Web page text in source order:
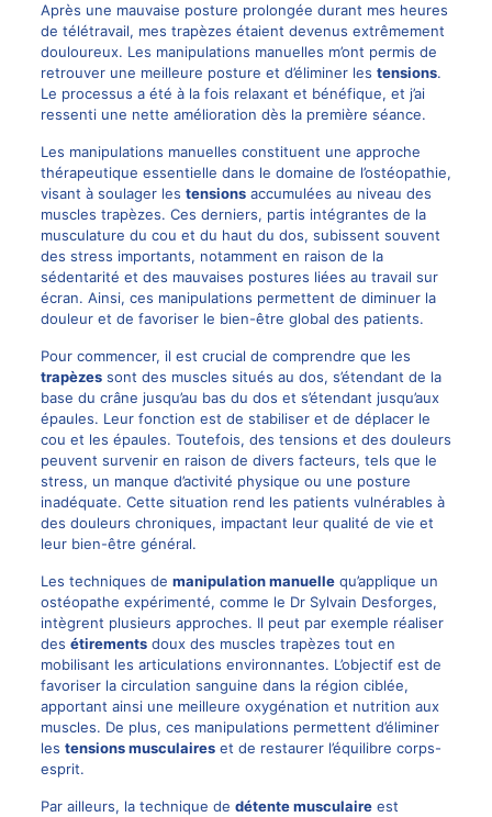
Après une mauvaise posture prolongée durant mes heures
de télétravail, mes trapèzes étaient devenus extrêmement
douloureux. Les manipulations manuelles m’ont permis de
retrouver une meilleure posture et d’éliminer les tensions.
Le processus a été à la fois relaxant et bénéfique, et j’ai
ressenti une nette amélioration dès la première séance.
Les manipulations manuelles constituent une approche
thérapeutique essentielle dans le domaine de l’ostéopathie,
visant à soulager les tensionsaccumulées au niveau des
muscles trapèzes. Ces derniers, partis intégrantes de la
musculature du cou et du haut du dos, subissent souvent
des stress importants, notamment en raison de la
sédentarité et des mauvaises postures liées au travail sur
écran. Ainsi, ces manipulations permettent de diminuer la
douleur et de favoriser le bien-être global des patients.
Pour commencer, il est crucial de comprendre que les
trapèzessont des muscles situés au dos, s’étendant de la
base du crâne jusqu’au bas du dos et s’étendant jusqu’aux
épaules. Leur fonction est de stabiliser et de déplacer le
cou et les épaules. Toutefois, des tensions et des douleurs
peuvent survenir en raison de divers facteurs, tels que le
stress, un manque d’activité physique ou une posture
inadéquate. Cette situation rend les patients vulnérables à
des douleurs chroniques, impactant leur qualité de vie et
leur bien-être général.
Les techniques de manipulation manuellequ’applique un
ostéopathe expérimenté, comme le Dr Sylvain Desforges,
intègrent plusieurs approches. Il peut par exemple réaliser
des étirementsdoux des muscles trapèzes tout en
mobilisant les articulations environnantes. L’objectif est de
favoriser la circulation sanguine dans la région ciblée,
apportant ainsi une meilleure oxygénation et nutrition aux
muscles. De plus, ces manipulations permettent d’éliminer
les tensions musculaireset de restaurer l’équilibre corps-
esprit.
Par ailleurs, la technique de détente musculaireest